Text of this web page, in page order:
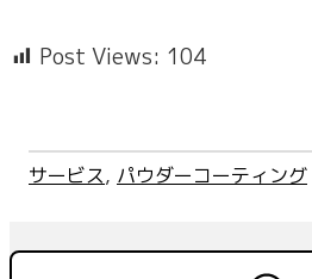
Post Views: 104
サービス, パウダーコーティング